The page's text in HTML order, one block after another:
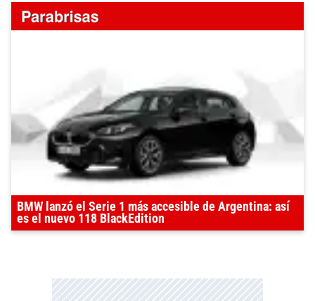
BMW lanzó el Serie 1 más accesible de Argentina: así
es el nuevo 118 BlackEdition